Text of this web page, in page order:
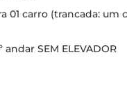
01 carro (trancada: um
SEM ELEVADOR